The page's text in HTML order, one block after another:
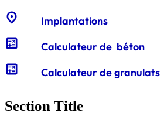
location_on Implantations
calculate Calculateur de béton
calculate Calculateur de granulats
Section Title